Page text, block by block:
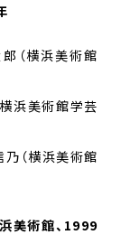
美術館、1999